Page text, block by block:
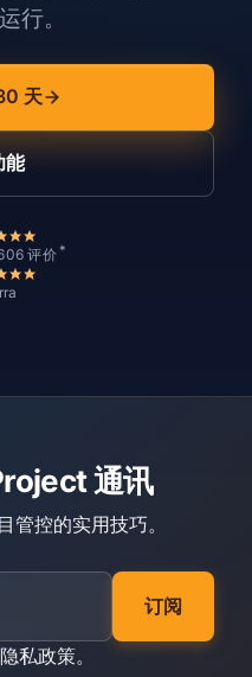
行。
天
能
评价 *
通讯
管控的实用技巧。
订阅
隐私政策。